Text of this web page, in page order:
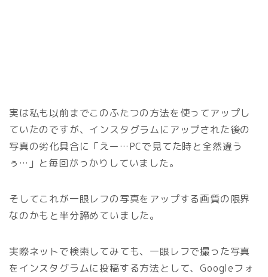
実は私も以前までこのふたつの方法を使ってアップし
ていたのですが、インスタグラムにアップされた後の
写真の劣化具合に「えー…PCで見てた時と全然違う
ぅ…」と毎回がっかりしていました。
そしてこれが一眼レフの写真をアップする画質の限界
なのかもと半分諦めていました。
実際ネットで検索してみても、一眼レフで撮った写真
をインスタグラムに投稿する方法として、Googleフォ